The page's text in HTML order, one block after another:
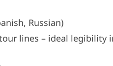
Russian)
lines – ideal legibility